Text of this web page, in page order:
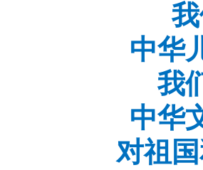
中华
我
中华
对祖